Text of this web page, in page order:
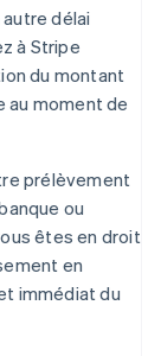
délai
à Stripe
du montant
au moment de
prélèvement
ou
êtes en droit
en
immédiat du